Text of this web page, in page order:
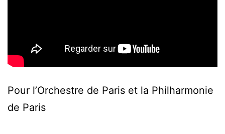
Pour l’Orchestre de Paris et la Philharmonie
de Paris